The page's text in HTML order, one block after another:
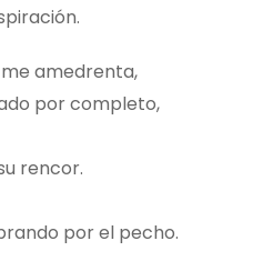
amedrenta,
por completo,
rencor.
por el pecho.